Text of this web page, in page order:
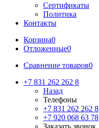
Сертификаты
Политика
Контакты
Корзина0
Отложенные0
Сравнение товаров0
+7 831 262 262 8
Назад
Телефоны
+7 831 262 262 8
+7 920 068 63 78
Заказать звонок